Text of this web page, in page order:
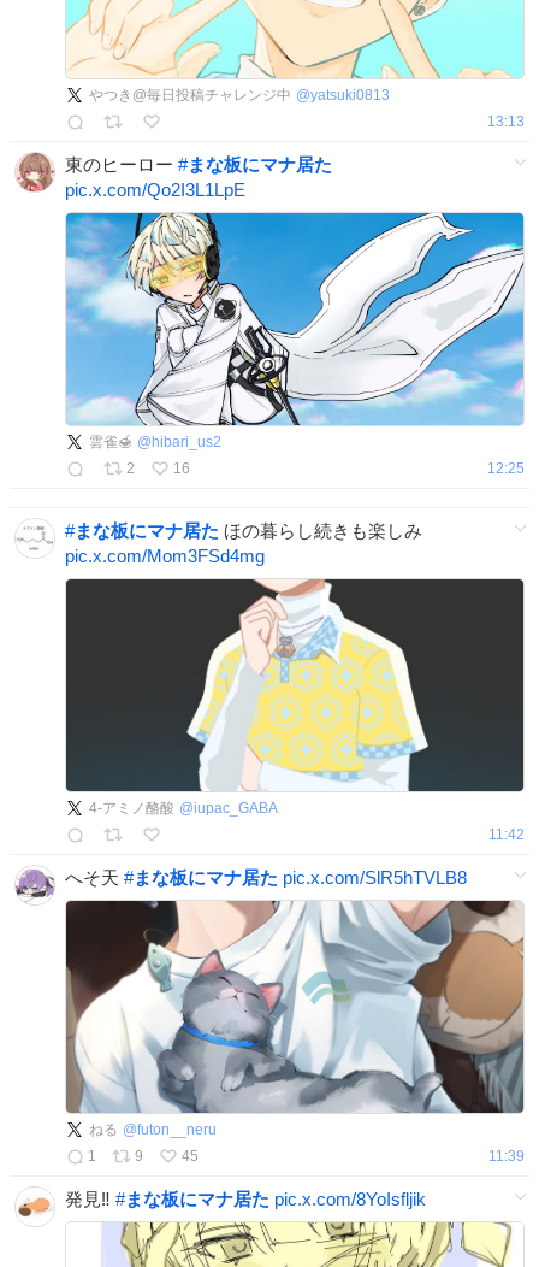
やつき@毎日投稿チャレンジ中 @yatsuki0813
13:13
東のヒーロー #まな板にマナ居た
pic.x.com/Qo2I3L1LpE
雲雀🍯 @ hibari_us2
2
16 12:25
#まな板にマナ居た ほの暮らし続きも楽しみ
pic.x.com/Mom3FSd4mg
4-アミノ酪酸 @iupac_GABA
11:42
へそ天 #まな板にマナ居た pic.x.com/SlR5hTVLB8
ねる @futon__neru
1
9 45 11:39
発見‼️ #まな板にマナ居た pic.x.com/8YoIsfljik